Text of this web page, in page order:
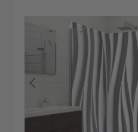
Bildergalerie überspringen